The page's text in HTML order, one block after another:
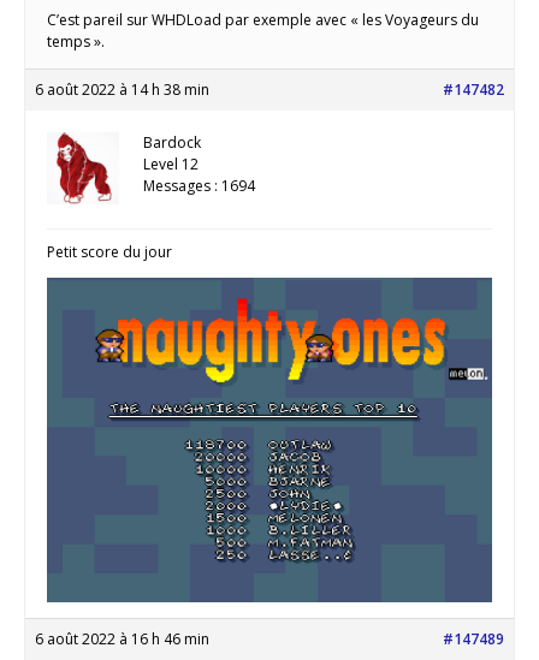
C’est pareil sur WHDLoad par exemple avec « les Voyageurs du
temps ».
6 août 2022 à 14 h 38 min #147482
Bardock
Level 12
Messages : 1694
Petit score du jour
6 août 2022 à 16 h 46 min #147489